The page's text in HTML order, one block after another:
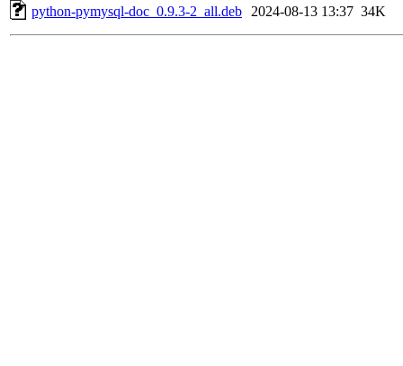
python-pymysql-doc_0.9.3-2_all.deb
2024-08-13 13:37 34K